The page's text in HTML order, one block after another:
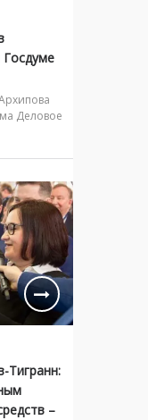
Деловое
Тигранн:
–